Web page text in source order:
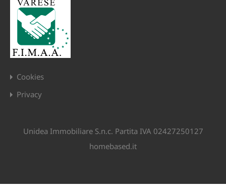
Cookies
Privacy
Unidea Immobiliare S.n.c. Partita IVA 02427250127
homebased.it